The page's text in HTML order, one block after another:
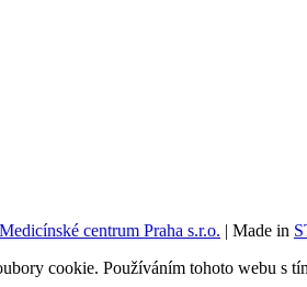
Medicínské centrum Praha s.r.o. | Made in
cookie. Používáním tohoto webu s